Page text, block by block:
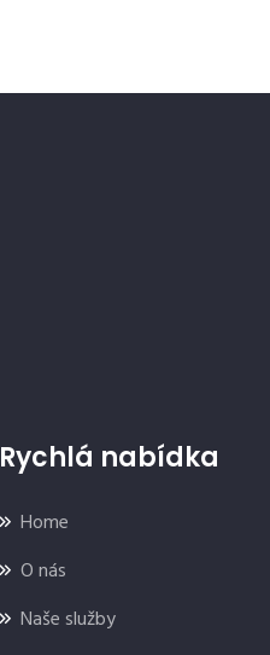
Rychlá nabídka
Home
O nás
Naše služby